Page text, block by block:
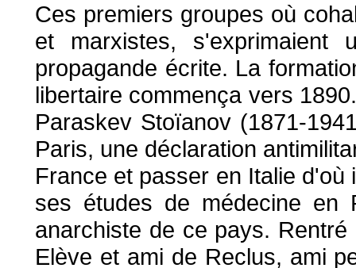
Ces premiers groupes où
et marxistes, s'exprimaient
propagande écrite. La
libertaire commença vers
Paraskev Stoïanov (1871-
Paris, une déclaration
France et passer en Italie
ses études de médecine en
anarchiste de ce pays.
Elève et ami de Reclus, ami